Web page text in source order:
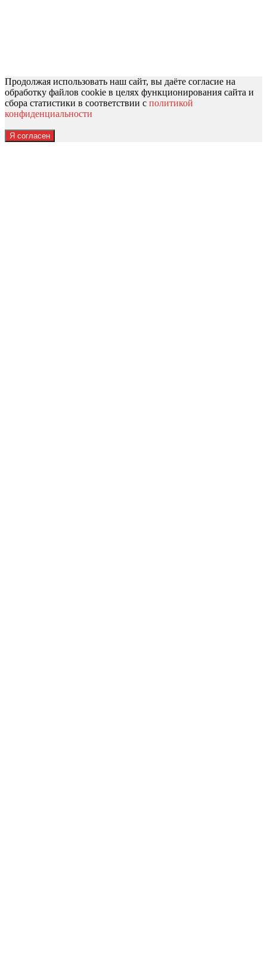
Продолжая использовать наш сайт, вы даёте согласие на
обработку файлов cookie в целях функционирования сайта и
сбора статистики в соответствии с политикой
конфиденциальности
Я согласен